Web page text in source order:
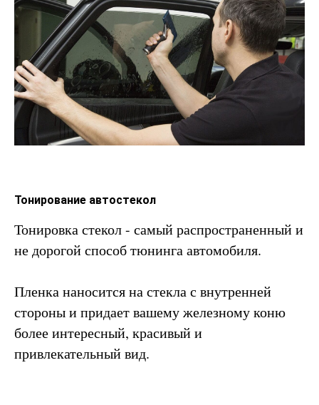
Тонирование автостекол
Тонировка стекол - самый распространенный и
не дорогой способ тюнинга автомобиля.
Пленка наносится на стекла с внутренней
стороны и придает вашему железному коню
более интересный, красивый и
привлекательный вид.